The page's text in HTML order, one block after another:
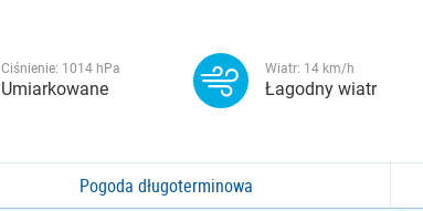
Ciśnienie: 1014 hPa
Umiarkowane
Wiatr: 14 km/h
Łagodny wiatr
Pogoda długoterminowa